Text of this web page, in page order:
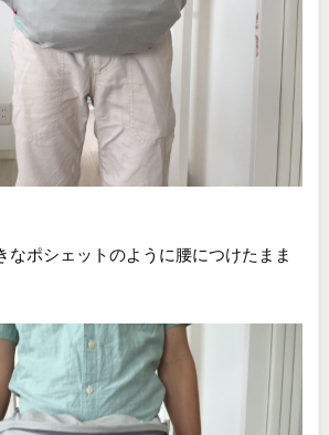
ポシェットのように腰につけたまま